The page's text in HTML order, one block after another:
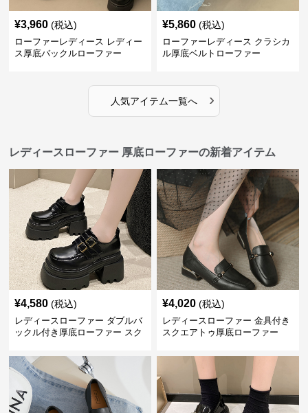
¥3,960 (税込)
ローファーレディース レディー
ス厚底バックルローファー
¥5,860 (税込)
ローファーレディース クラシカ
ル厚底ベルトローファー
人気アイテム一覧へ ›
レディースローファー 厚底ローファーの新着アイテム
¥4,580 (税込)
レディースローファー ダブルバ
ックル付き厚底ローファー スク
¥4,020 (税込)
レディースローファー 金具付き
スクエアトゥ厚底ローファー